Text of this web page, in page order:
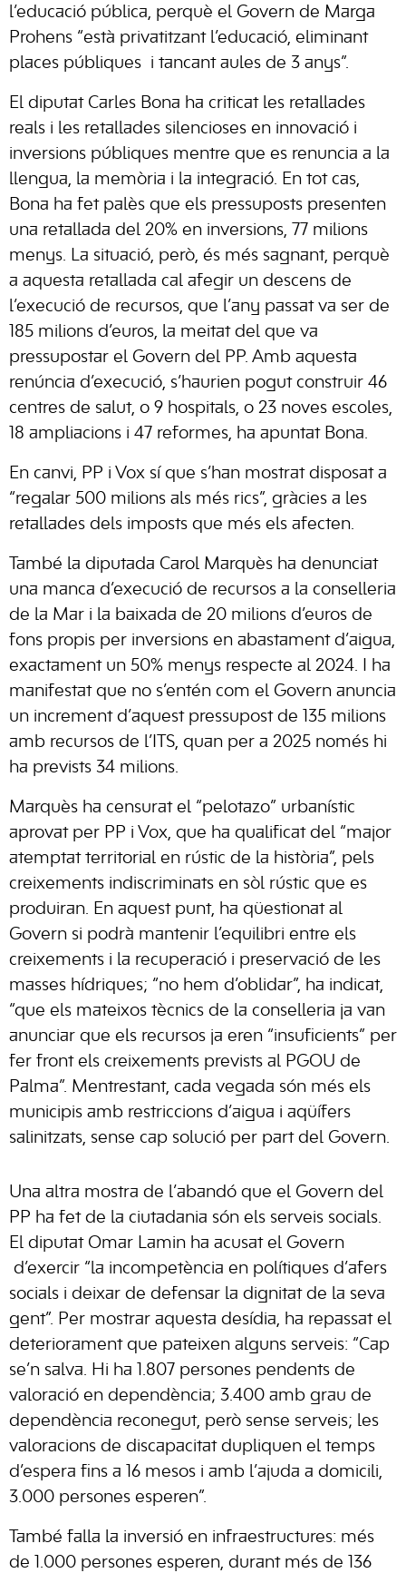
l’educació pública, perquè el Govern de Marga
Prohens “està privatitzant l’educació, eliminant
places públiques i tancant aules de 3 anys”.
El diputat Carles Bona ha criticat les retallades
reals i les retallades silencioses en innovació i
inversions públiques mentre que es renuncia a la
llengua, la memòria i la integració. En tot cas,
Bona ha fet palès que els pressuposts presenten
una retallada del 20% en inversions, 77 milions
menys. La situació, però, és més sagnant, perquè
a aquesta retallada cal afegir un descens de
l’execució de recursos, que l’any passat va ser de
185 milions d’euros, la meitat del que va
pressupostar el Govern del PP. Amb aquesta
renúncia d’execució, s’haurien pogut construir 46
centres de salut, o 9 hospitals, o 23 noves escoles,
18 ampliacions i 47 reformes, ha apuntat Bona.
En canvi, PP i Vox sí que s’han mostrat disposat a
“regalar 500 milions als més rics”, gràcies a les
retallades dels imposts que més els afecten.
També la diputada Carol Marquès ha denunciat
una manca d’execució de recursos a la conselleria
de la Mar i la baixada de 20 milions d’euros de
fons propis per inversions en abastament d’aigua,
exactament un 50% menys respecte al 2024. I ha
manifestat que no s’entén com el Govern anuncia
un increment d’aquest pressupost de 135 milions
amb recursos de l’ITS, quan per a 2025 només hi
ha prevists 34 milions.
Marquès ha censurat el “pelotazo” urbanístic
aprovat per PP i Vox, que ha qualificat del “major
atemptat territorial en rústic de la història”, pels
creixements indiscriminats en sòl rústic que es
produiran. En aquest punt, ha qüestionat al
Govern si podrà mantenir l’equilibri entre els
creixements i la recuperació i preservació de les
masses hídriques; “no hem d’oblidar”, ha indicat,
“que els mateixos tècnics de la conselleria ja van
anunciar que els recursos ja eren “insuficients” per
fer front els creixements prevists al PGOU de
Palma”. Mentrestant, cada vegada són més els
municipis amb restriccions d’aigua i aqüífers
salinitzats, sense cap solució per part del Govern.
Una altra mostra de l’abandó que el Govern del
PP ha fet de la ciutadania són els serveis socials.
El diputat Omar Lamin ha acusat el Govern
d’exercir “la incompetència en polítiques d’afers
socials i deixar de defensar la dignitat de la seva
gent”. Per mostrar aquesta desídia, ha repassat el
deteriorament que pateixen alguns serveis: “Cap
se’n salva. Hi ha 1.807 persones pendents de
valoració en dependència; 3.400 amb grau de
dependència reconegut, però sense serveis; les
valoracions de discapacitat dupliquen el temps
d’espera fins a 16 mesos i amb l’ajuda a domicili,
3.000 persones esperen”.
També falla la inversió en infraestructures: més
de 1.000 persones esperen, durant més de 136